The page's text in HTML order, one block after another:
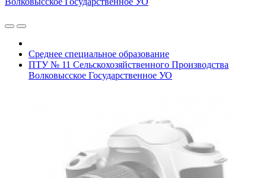
Среднее специальное образование
ПТУ № 11 Сельскохозяйственного Производства
Волковысское Государственное УО